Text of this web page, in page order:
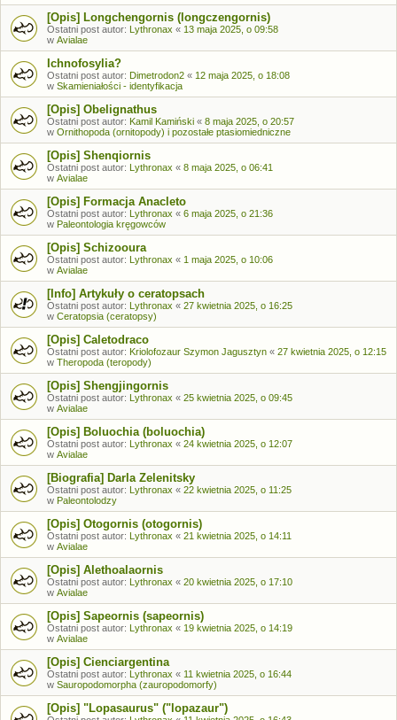
[Opis] Longchengornis (longczengornis)
Ostatni post autor: Lythronax « 13 maja 2025, o 09:58
w Avialae
Ichnofosylia?
Ostatni post autor: Dimetrodon2 « 12 maja 2025, o 18:08
w Skamieniałości - identyfikacja
[Opis] Obelignathus
Ostatni post autor: Kamil Kamiński « 8 maja 2025, o 20:57
w Ornithopoda (ornitopody) i pozostałe ptasiomiedniczne
[Opis] Shenqiornis
Ostatni post autor: Lythronax « 8 maja 2025, o 06:41
w Avialae
[Opis] Formacja Anacleto
Ostatni post autor: Lythronax « 6 maja 2025, o 21:36
w Paleontologia kręgowców
[Opis] Schizooura
Ostatni post autor: Lythronax « 1 maja 2025, o 10:06
w Avialae
[Info] Artykuły o ceratopsach
Ostatni post autor: Lythronax « 27 kwietnia 2025, o 16:25
w Ceratopsia (ceratopsy)
[Opis] Caletodraco
Ostatni post autor: Kriolofozaur Szymon Jagusztyn « 27 kwietnia 2025, o 12:15
w Theropoda (teropody)
[Opis] Shengjingornis
Ostatni post autor: Lythronax « 25 kwietnia 2025, o 09:45
w Avialae
[Opis] Boluochia (boluochia)
Ostatni post autor: Lythronax « 24 kwietnia 2025, o 12:07
w Avialae
[Biografia] Darla Zelenitsky
Ostatni post autor: Lythronax « 22 kwietnia 2025, o 11:25
w Paleontolodzy
[Opis] Otogornis (otogornis)
Ostatni post autor: Lythronax « 21 kwietnia 2025, o 14:11
w Avialae
[Opis] Alethoalaornis
Ostatni post autor: Lythronax « 20 kwietnia 2025, o 17:10
w Avialae
[Opis] Sapeornis (sapeornis)
Ostatni post autor: Lythronax « 19 kwietnia 2025, o 14:19
w Avialae
[Opis] Cienciargentina
Ostatni post autor: Lythronax « 11 kwietnia 2025, o 16:44
w Sauropodomorpha (zauropodomorfy)
[Opis] "Lopasaurus" ("lopazaur")